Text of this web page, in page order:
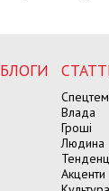
БЛОГИ
Влада
Гроші
Людина
Акценти